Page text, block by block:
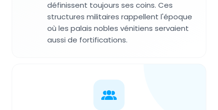
définissent toujours ses coins. Ces
structures militaires rappellent l'époque
où les palais nobles vénitiens servaient
aussi de fortifications.